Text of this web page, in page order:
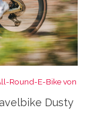
Round-E-Bike von
Dusty